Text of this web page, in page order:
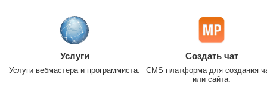
Услуги
Услуги вебмастера и программиста.
Создать чат
CMS платформа для создания
или сайта.